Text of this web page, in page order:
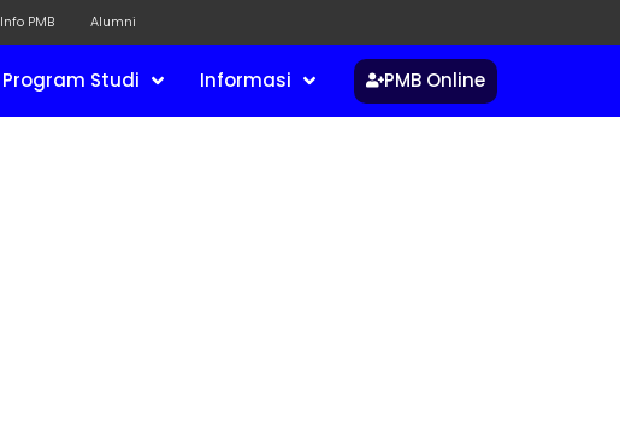
Info PMB Alumni
Program Studi Informasi PMB Online